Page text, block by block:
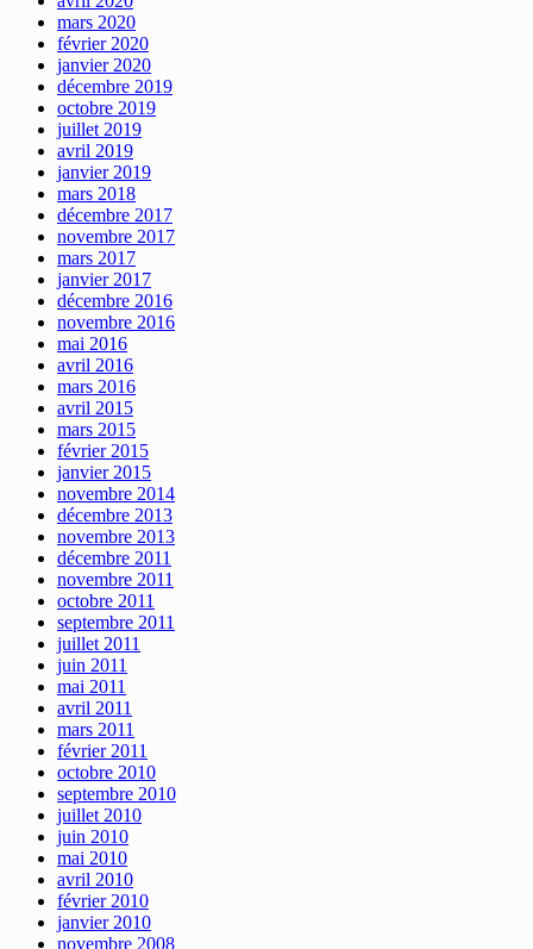
mars 2020
février 2020
janvier 2020
décembre 2019
octobre 2019
juillet 2019
avril 2019
janvier 2019
mars 2018
décembre 2017
novembre 2017
mars 2017
janvier 2017
décembre 2016
novembre 2016
mai 2016
avril 2016
mars 2016
avril 2015
mars 2015
février 2015
janvier 2015
novembre 2014
décembre 2013
novembre 2013
décembre 2011
novembre 2011
octobre 2011
septembre 2011
juillet 2011
juin 2011
mai 2011
avril 2011
mars 2011
février 2011
octobre 2010
septembre 2010
juillet 2010
juin 2010
mai 2010
avril 2010
février 2010
janvier 2010
novembre 2008